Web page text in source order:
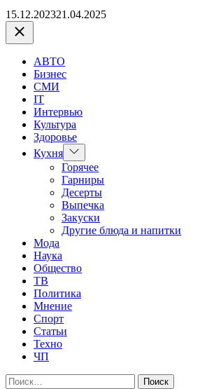
15.12.202321.04.2025
Закрыть
АВТО
Бизнес
СМИ
IT
Интервью
Культура
Здоровье
Кухня Показать
подменю
Горячее
Гарниры
Десерты
Выпечка
Закуски
Другие блюда и напитки
Мода
Наука
Общество
ТВ
Политика
Мнение
Спорт
Статьи
Техно
ЧП
Найти: